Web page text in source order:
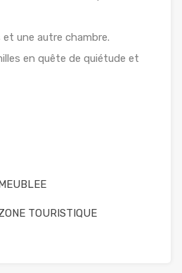
une autre chambre.
en quête de quiétude et
TOURISTIQUE